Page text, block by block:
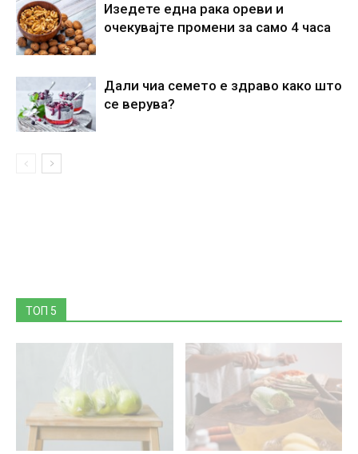
Изедете една рака ореви и
очекувајте промени за само 4 часа
Дали чиа семето е здраво како што
се верува?
ТОП 5